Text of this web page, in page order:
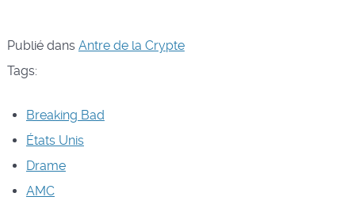
Publié dans Antre de la Crypte
Tags:
Breaking Bad
États Unis
Drame
AMC